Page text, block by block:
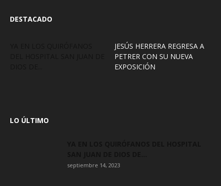
DESTACADO
JESÚS HERRERA REGRESA A
PETRER CON SU NUEVA
EXPOSICIÓN
LO ÚLTIMO
septiembre 14, 2023